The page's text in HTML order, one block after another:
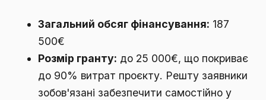
Загальний обсяг фінансування: 187
500€
Розмір гранту: до 25 000€, що покриває
до 90% витрат проєкту. Решту заявники
зобов'язані забезпечити самостійно у